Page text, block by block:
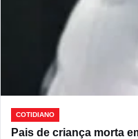
COTIDIANO
Pais de criança morta